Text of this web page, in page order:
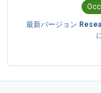
最新バージョン